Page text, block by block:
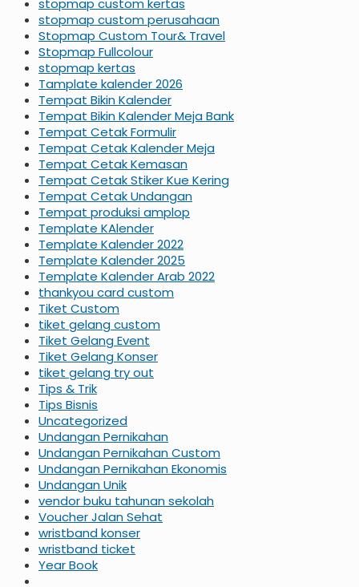
stopmap custom kertas
stopmap custom perusahaan
Stopmap Custom Tour& Travel
Stopmap Fullcolour
stopmap kertas
Tamplate kalender 2026
Tempat Bikin Kalender
Tempat Bikin Kalender Meja Bank
Tempat Cetak Formulir
Tempat Cetak Kalender Meja
Tempat Cetak Kemasan
Tempat Cetak Stiker Kue Kering
Tempat Cetak Undangan
Tempat produksi amplop
Template KAlender
Template Kalender 2022
Template Kalender 2025
Template Kalender Arab 2022
thankyou card custom
Tiket Custom
tiket gelang custom
Tiket Gelang Event
Tiket Gelang Konser
tiket gelang try out
Tips & Trik
Tips Bisnis
Uncategorized
Undangan Pernikahan
Undangan Pernikahan Custom
Undangan Pernikahan Ekonomis
Undangan Unik
vendor buku tahunan sekolah
Voucher Jalan Sehat
wristband konser
wristband ticket
Year Book